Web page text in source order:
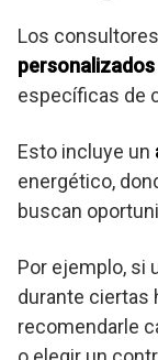
Los
personalizados
específicas de
Esto incluye un
energético,
buscan
Por ejemplo, si
durante ciertas
recomendarle